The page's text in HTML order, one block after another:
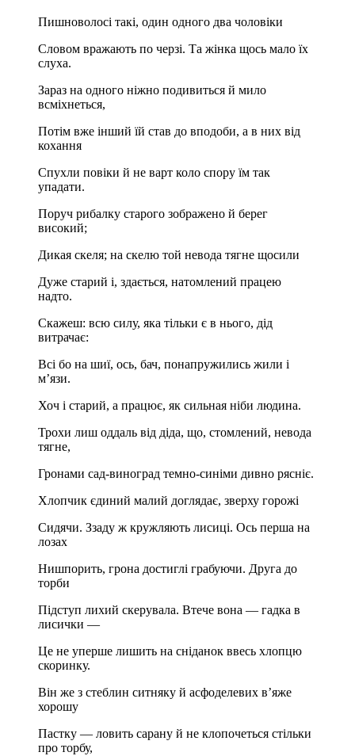
Пишноволосі такі, один одного два чоловіки
Словом вражають по черзі. Та жінка щось мало їх
слуха.
Зараз на одного ніжно подивиться й мило
всміхнеться,
Потім вже інший їй став до вподоби, а в них від
кохання
Спухли повіки й не варт коло спору їм так
упадати.
Поруч рибалку старого зображено й берег
високий;
Дикая скеля; на скелю той невода тягне щосили
Дуже старий і, здається, натомлений працею
надто.
Скажеш: всю силу, яка тільки є в нього, дід
витрачає:
Всі бо на шиї, ось, бач, понапружились жили і
м’язи.
Хоч і старий, а працює, як сильная ніби людина.
Трохи лиш оддаль від діда, що, стомлений, невода
тягне,
Гронами сад-виноград темно-синіми дивно рясніє.
Хлопчик єдиний малий доглядає, зверху горожі
Сидячи. Ззаду ж кружляють лисиці. Ось перша на
лозах
Нишпорить, грона достиглі грабуючи. Друга до
торби
Підступ лихий скерувала. Втече вона — гадка в
лисички —
Це не уперше лишить на сніданок ввесь хлопцю
скоринку.
Він же з стеблин ситняку й асфоделевих в’яже
хорошу
Пастку — ловить сарану й не клопочеться стільки
про торбу,